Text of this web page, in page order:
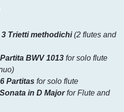
3 Trietti methodichi(2 flutes and
Partita BWV 1013 for solo flute
6 Partitas for solo flute
Sonata in D Majorfor Flute and